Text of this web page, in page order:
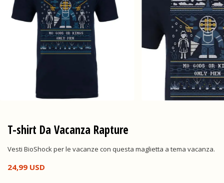
T-shirt Da Vacanza Rapture
Vesti BioShock per le vacanze con questa maglietta a tema vacanza.
24,99 USD